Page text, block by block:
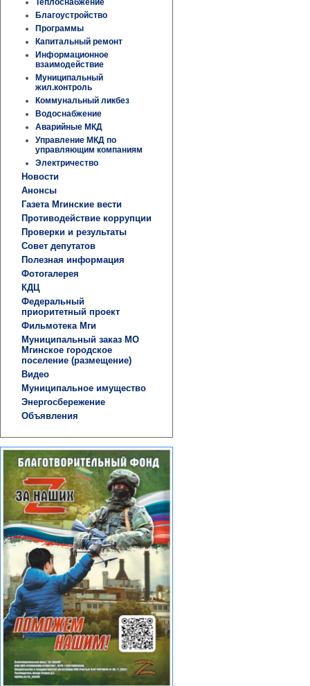
Теплоснабжение
Благоустройство
Программы
Капитальный ремонт
Информационное
взаимодействие
Муниципальный
жил.контроль
Коммунальный ликбез
Водоснабжение
Аварийные МКД
Управление МКД по
управляющим компаниям
Электричество
Новости
Анонсы
Газета Мгинские вести
Противодействие коррупции
Проверки и результаты
Совет депутатов
Полезная информация
Фотогалерея
КДЦ
Федеральный
приоритетный проект
Фильмотека Мги
Муниципальный заказ МО
Мгинское городское
поселение (размещение)
Видео
Муниципальное имущество
Энергосбережение
Объявления